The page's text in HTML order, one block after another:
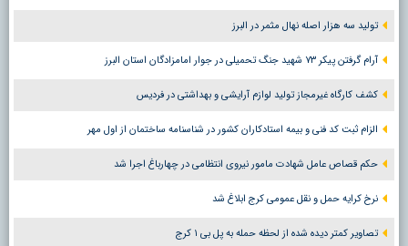
تولید سه هزار اصله نهال مثمر در البرز
آرام گرفتن پیکر ۷۳ شهید جنگ تحمیلی در جوار امامزادگان استان البرز
کشف کارگاه غیرمجاز تولید لوازم آرایشی و بهداشتی در فردیس
الزام ثبت کد فنی و بیمه استادکاران کشور در شناسنامه ساختمان از اول مهر
حکم قصاص عامل شهادت مامور نیروی انتظامی در چهارباغ اجرا شد
نرخ کرایه حمل و نقل عمومی کرج ابلاغ شد
تصاویر کمتر دیده شده از لحظه حمله به پل بی ۱ کرج